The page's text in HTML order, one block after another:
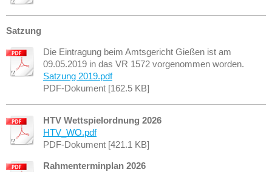
Satzung
Die Eintragung beim Amtsgericht Gießen ist am
09.05.2019 in das VR 1572 vorgenommen worden.
Satzung 2019.pdf
PDF-Dokument [162.5 KB]
HTV Wettspielordnung 2026
HTV_WO.pdf
PDF-Dokument [421.1 KB]
Rahmenterminplan 2026